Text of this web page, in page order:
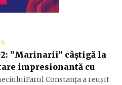
”Marinarii” câștigă la
impresionantă cu
Constanța a reușit